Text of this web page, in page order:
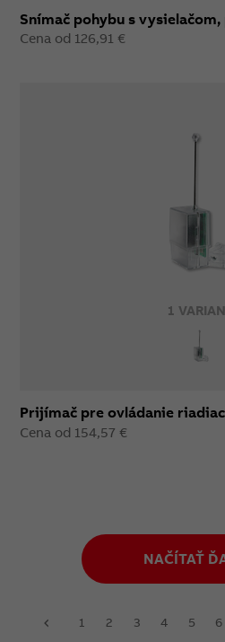
Snímač pohybu s
Cena od 126,91 €
1
Prijímač pre ovládanie
Cena od 154,57 €
NAČÍTAŤ
1 2 3 4 5 6